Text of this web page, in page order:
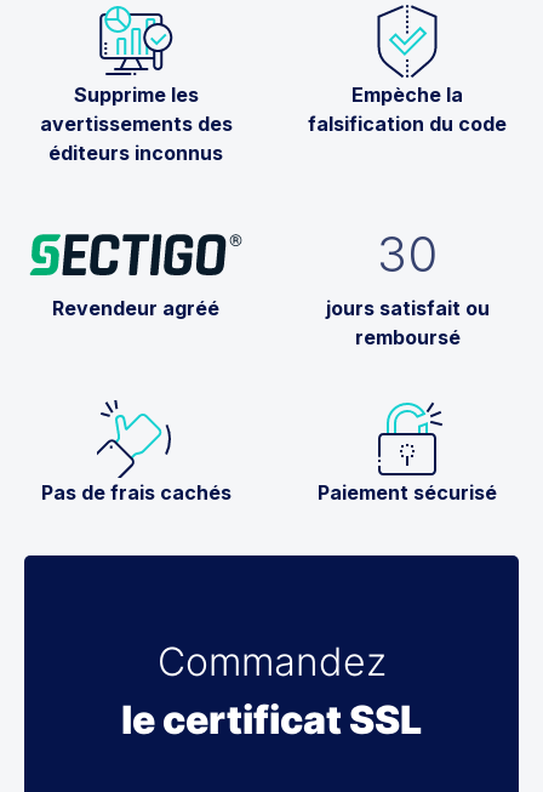
Supprime les
avertissements des
éditeurs inconnus
Empèche la
falsification du code
Revendeur agréé
30
jours satisfait ou
remboursé
Pas de frais cachés Paiement sécurisé
Commandez
le certificat SSL